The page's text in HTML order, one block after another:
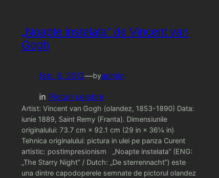
„Noapte instelata” de Vincent van
Gogh
feb. 6, 2012—byadmin
in Picturi celebre
Artist: Vincent van Gogh (olandez, 1853-1890) Data:
iunie 1889, Saint Remy (Franta). Dimensiunile
originalului: 73.7 cm × 92.1 cm (29 in × 36¼ in)
Tehnica originalului: pictura in ulei pe panza Curent
artistic: postimpresionism „Noapte instelata” (ENG:
„The Starry Night” / Dutch: „De sterrennacht”) este
una dintre capodoperele semnate de pictorul olandez